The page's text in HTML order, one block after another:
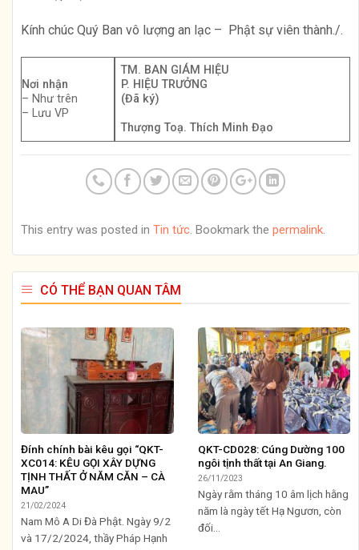
Kính chúc Quý Ban vô lượng an lạc – Phật sự viên thành./.
Nơi nhận
– Như trên
– Lưu VP
TM. BAN GIÁM HIỆU
P. HIỆU TRƯỞNG
(Đã ký)
Thượng Toạ. Thích Minh Đạo
This entry was posted in Tin tức. Bookmark the permalink.
CÓ THỂ BẠN QUAN TÂM
Đính chính bài kêu gọi “QKT-
XC014: KÊU GỌI XÂY DỰNG
TỊNH THẤT Ở NĂM CĂN – CÀ
MAU”
21/02/2024
Nam Mô A Di Đà Phật. Ngày 9/2
và 17/2/2024, thầy Pháp Hạnh
QKT-CD028: Cúng Dường 100
ngôi tịnh thất tại An Giang.
26/11/2023
Ngày rằm tháng 10 âm lịch hằng
năm là ngày tết Hạ Ngươn, còn
đối...